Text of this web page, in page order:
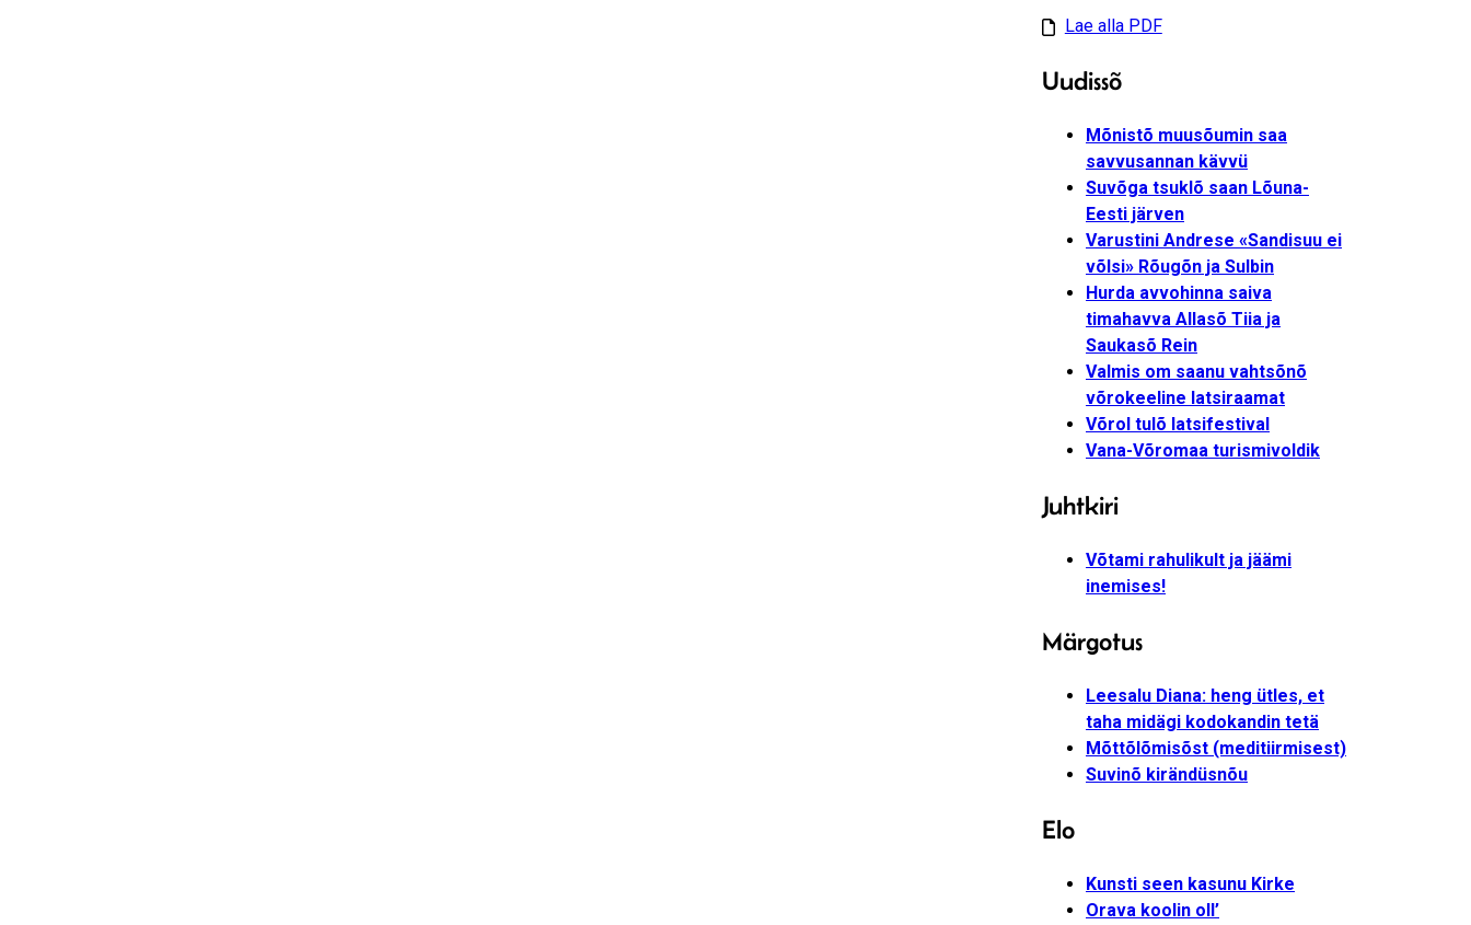
Lae alla PDF
Uudissõ
Mõnistõ muusõumin saa
savvusannan kävvü
Suvõga tsuklõ saan Lõuna-
Eesti järven
Varustini Andrese «Sandisuu ei
võlsi» Rõugõn ja Sulbin
Hurda avvohinna saiva
timahavva Allasõ Tiia ja
Saukasõ Rein
Valmis om saanu vahtsõnõ
võrokeeline latsiraamat
Võrol tulõ latsifestival
Vana-Võromaa turismivoldik
Juhtkiri
Võtami rahulikult ja jäämi
inemises!
Märgotus
Leesalu Diana: heng ütles, et
taha midägi kodokandin tetä
Mõttõlõmisõst (meditiirmisest)
Suvinõ kirändüsnõu
Elo
Kunsti seen kasunu Kirke
Orava koolin oll’